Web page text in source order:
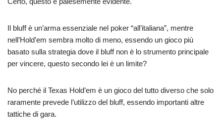
Il bluff è un’arma essenziale nel poker “all’italiana”, mentre
nell’Hold’em sembra molto di meno, essendo un gioco più
basato sulla strategia dove il bluff non è lo strumento principale
per vincere, questo secondo lei è un limite?
No perché il Texas Hold’em è un gioco del tutto diverso che solo
raramente prevede l’utilizzo del bluff, essendo importanti altre
tattiche di gara.